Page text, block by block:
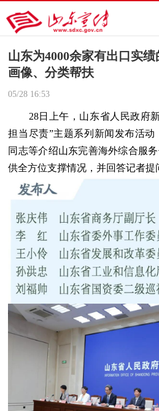
山东为4000余家有出口实
画像、分类帮扶
05/28 16:53
28日上午，山东省人民政府新
担当尽责”主题系列新闻发布活
同志等介绍山东完善海外综合服
供全方位支撑情况，并回答记者提